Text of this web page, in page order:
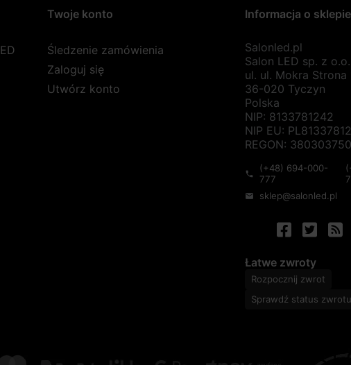
Twoje konto
Śledzenie zamówienia
Zaloguj się
Utwórz konto
Informacja o sklepie
Salonled.pl
Salon LED sp. z o.o.
ul. ul. Mokra Strona
36-020 Tyczyn
Polska
NIP: 8133781242
NIP EU:
REGON: 380303750
phone
(+48) 694-000-
777
mail sklep@salonled.pl
Łatwe zwroty
Rozpocznij zwrot
Sprawdź status zwrotu